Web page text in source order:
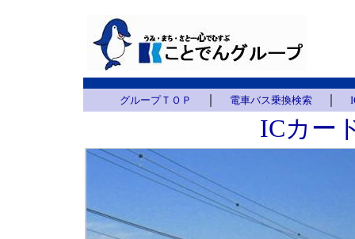
グループＴＯＰ 電車バス乗換検索｜
ICカー